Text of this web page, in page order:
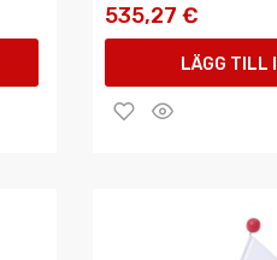
535,27 €
LÄGG TILL I
VARUKORGEN